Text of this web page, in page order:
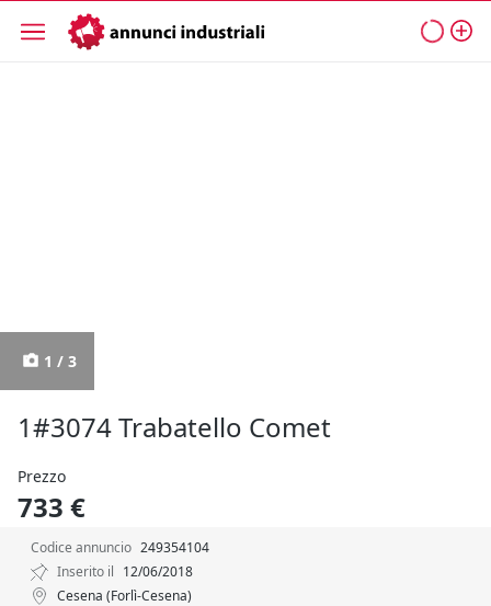
1 / 3
1#3074 Trabatello Comet
Prezzo
733 €
Codice annuncio 249354104
Inserito il 12/06/2018
Cesena (Forlì-Cesena)